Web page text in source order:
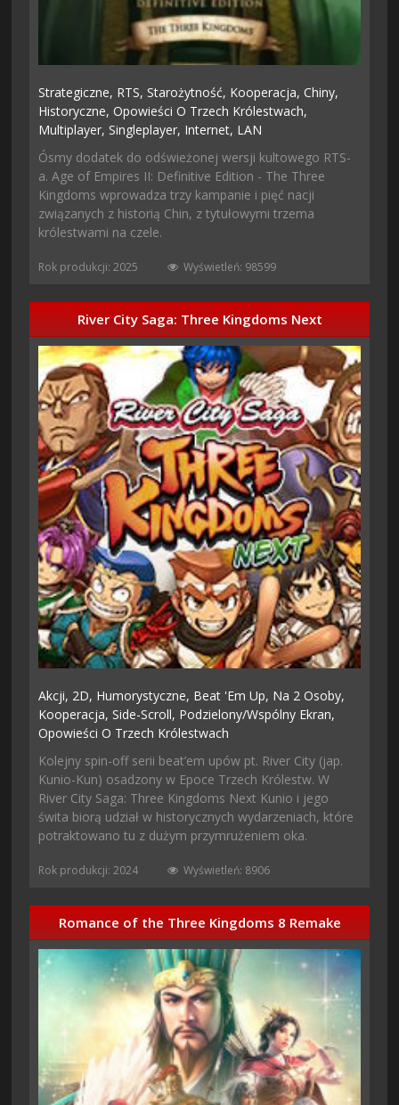
Strategiczne, RTS,Starożytność, Kooperacja,Chiny,
Historyczne,Opowieści O Trzech Królestwach,
Multiplayer,Singleplayer, Internet, LAN
Ósmy dodatek do odświeżonej wersji kultowego RTS-
a. Age of Empires II: Definitive Edition - The Three
Kingdoms wprowadza trzy kampanie i pięć nacji
związanych z historią Chin, z tytułowymi trzema
królestwami na czele.
Rok produkcji: 2025 Wyświetleń: 98599
River City Saga: Three Kingdoms Next
Akcji, 2D, Humorystyczne, Beat 'em Up, Na 2 Osoby,
Kooperacja,Side-Scroll, Podzielony/wspólny Ekran,
Opowieści O Trzech Królestwach
Kolejny spin-off serii beat’em upów pt. River City (jap.
Kunio-Kun) osadzony w Epoce Trzech Królestw. W
River City Saga: Three Kingdoms Next Kunio i jego
świta biorą udział w historycznych wydarzeniach, które
potraktowano tu z dużym przymrużeniem oka.
Rok produkcji: 2024 Wyświetleń: 8906
Romance of the Three Kingdoms 8 Remake